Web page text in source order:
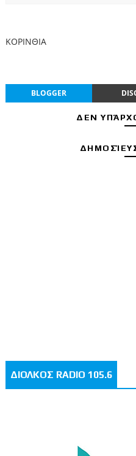
ΚΟΡΙΝΘΙΑ
BLOGGER
ΔΕΝ
ΔΙΟΛΚΟΣ RADIO 105.6